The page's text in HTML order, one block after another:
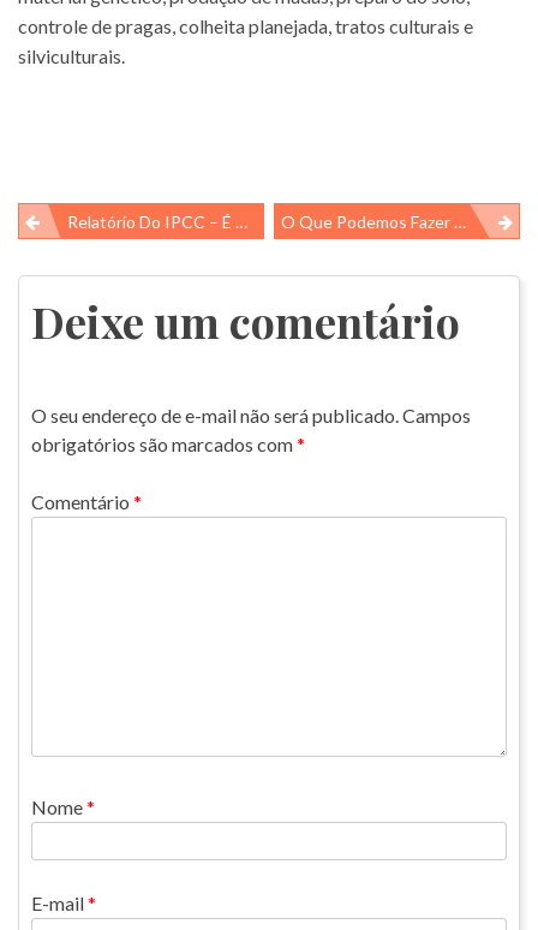
controle de pragas, colheita planejada, tratos culturais e
silviculturais.
Navegação
de
Post
Relatório Do IPCC – É Agora Ou Nunca Mais… O Que Podemos Fazer Para Ajudar O Planeta Atingir Sua Meta Em 2030?
Deixe um comentário
O seu endereço de e-mail não será publicado.Campos
obrigatórios são marcados com*
Comentário *
Nome*
E-mail*